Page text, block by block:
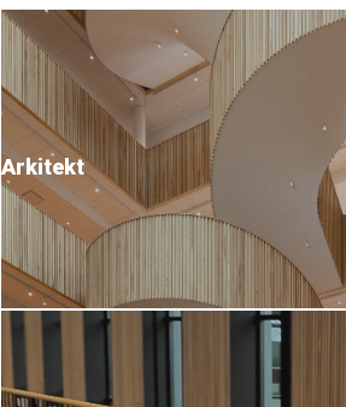
Arkitekt